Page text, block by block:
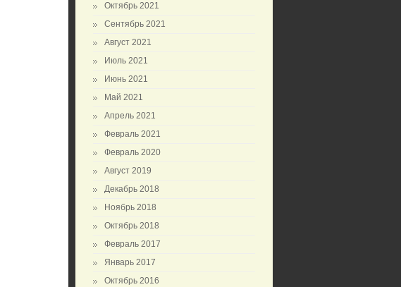
Октябрь 2021
Сентябрь 2021
Август 2021
Июль 2021
Июнь 2021
Май 2021
Апрель 2021
Февраль 2021
Февраль 2020
Август 2019
Декабрь 2018
Ноябрь 2018
Октябрь 2018
Февраль 2017
Январь 2017
Октябрь 2016